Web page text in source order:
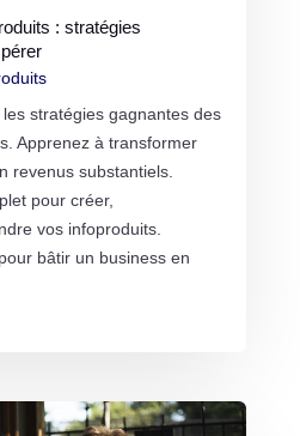
: stratégies
stratégies gagnantes des
Apprenez à transformer
revenus substantiels.
pour créer,
vos infoproduits.
bâtir un business en